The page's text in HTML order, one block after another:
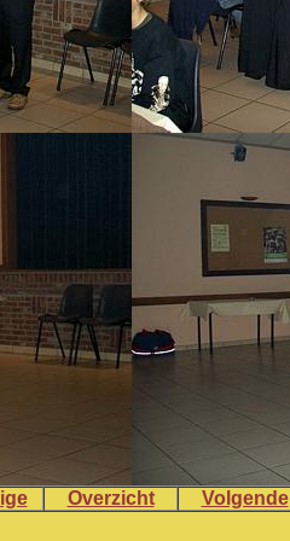
Overzicht Volgende